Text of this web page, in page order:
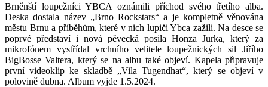
Brněnští loupežníci YBCA oznámili příchod svého třetího alba.
Deska dostala název „Brno Rockstars“ a je kompletně věnována
městu Brnu a příběhům, které v nich lupiči Ybca zažili. Na desce se
poprvé představí i nová pěvecká posila Honza Jurka, který za
mikrofónem vystřídal vrchního velitele loupežnických sil Jiřího
BigBosse Valtera, který se na albu také objeví. Kapela připravuje
první videoklip ke skladbě „Vila Tugendhat“, který se objeví v
polovině dubna. Album vyjde 1.5.2024.